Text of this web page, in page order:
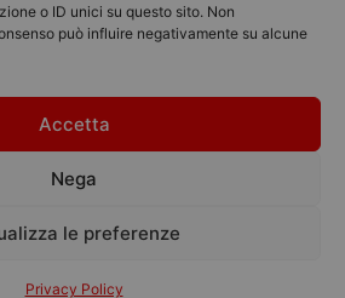
o ID unici su questo sito. Non
può influire negativamente su alcune
Accetta
Nega
le preferenze
Privacy Policy
srl | P.IVA
Designed with